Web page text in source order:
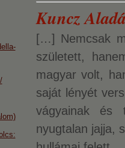
Kuncz
[…] Nemcsak
született,
magyar volt,
saját lényét
vágyainak és
nyugtalan jajja,